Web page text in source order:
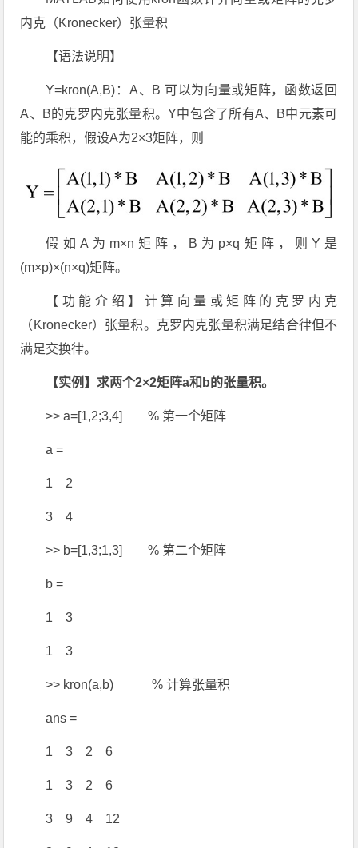
内克（Kronecker）张量积
【语法说明】
Y=kron(A,B)：A、B 可以为向量或矩阵，函数返回
A、B的克罗内克张量积。Y中包含了所有A、B中元素可
能的乘积，假设A为2×3矩阵，则
假如A为m×n矩阵，B为p×q矩阵，则Y是
(m×p)×(n×q)矩阵。
【功能介绍】计算向量或矩阵的克罗内克
（Kronecker）张量积。克罗内克张量积满足结合律但不
满足交换律。
【实例】求两个2×2矩阵a和b的张量积。
>> a=[1,2;3,4] % 第一个矩阵
a =
1 2
3 4
>> b=[1,3;1,3] % 第二个矩阵
b =
1 3
1 3
>> kron(a,b) % 计算张量积
ans =
1 3 2 6
1 3 2 6
3 9 4 12